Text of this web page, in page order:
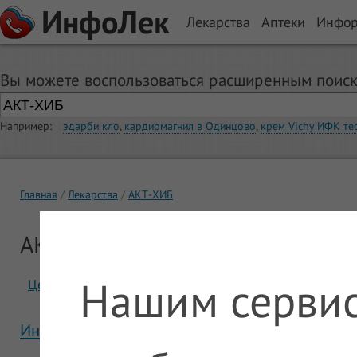
ИнфоЛек Лекарства Аптеки
Вы можете воспользоваться расширенным
Например: эдарби кло, кардиомагнил в Одинцово, крем Vichy ИФК
Главная Лекарства АКТ-ХИБ
АКТ-ХИБ
Цены Отзывы
Инструкция АКТ-ХИБ
Нашим